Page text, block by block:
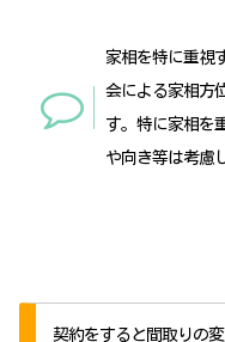
家相を特に重視
会による家相方
す。特に家相を
や向き等は考慮
契約をすると間取りの